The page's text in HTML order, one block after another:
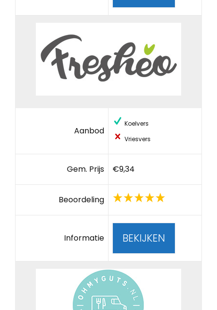
Aanbod
Koelvers
Vriesvers
Gem. Prijs €9,34
Beoordeling
Informatie BEKIJKEN